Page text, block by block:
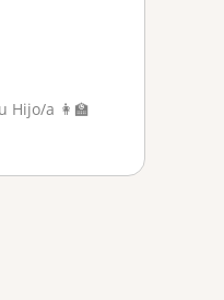
Hijo/a 👩‍🏫